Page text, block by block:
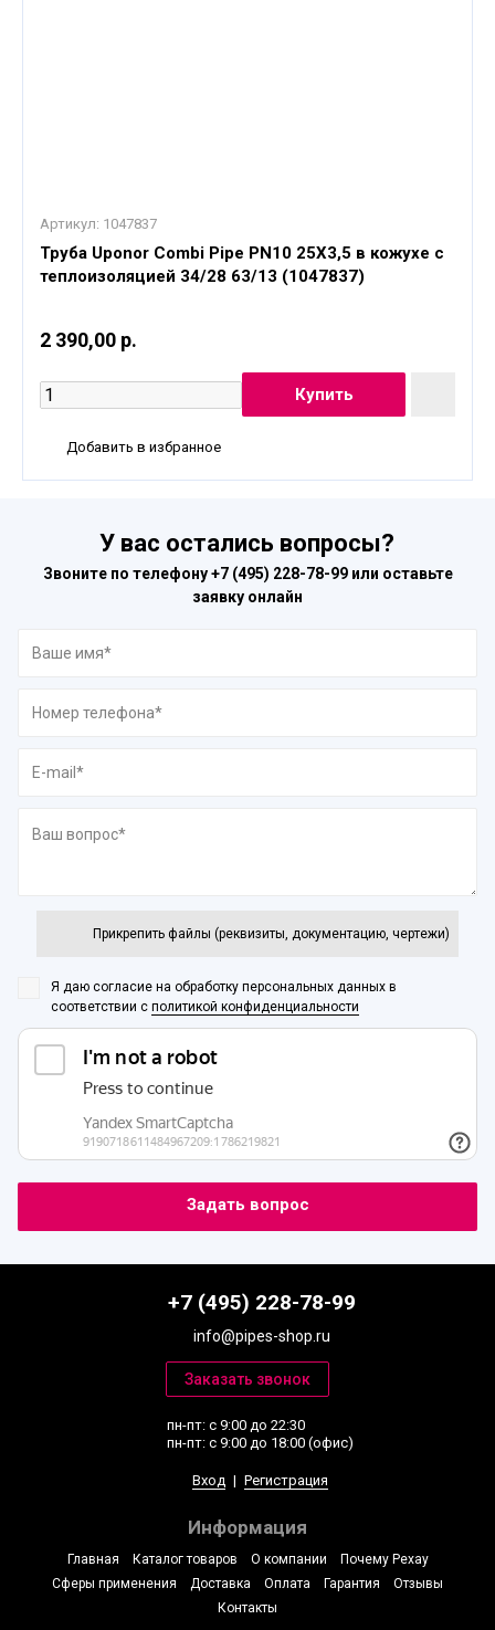
Артикул: 1047837
Труба Uponor Combi Pipe PN10 25X3,5 в кожухе с
теплоизоляцией 34/28 63/13 (1047837)
2 390,00 р.
Добавить в избранное
У вас остались вопросы?
Звоните по телефону+7 (495) 228-78-99или оставьте
заявку онлайн
Прикрепить файлы (реквизиты, документацию, чертежи)
Я даю согласие на обработку персональных данных в
соответствии с политикой конфиденциальности
+7 (495) 228-78-99
info@pipes-shop.ru
пн-пт: с 9:00 до 22:30
пн-пт: с 9:00 до 18:00 (офис)
Вход | Регистрация
Информация
Главная Каталог товаров О компании
Почему Рехау
Сферы применения
Доставка Оплата Гарантия
Отзывы
Контакты